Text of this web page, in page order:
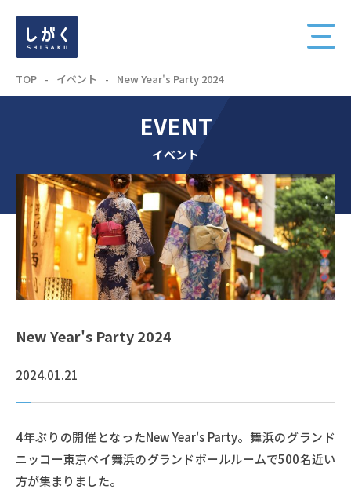
TOP - イベント - New Year's Party 2024
EVENT
イベント
New Year's Party 2024
2024.01.21
4年ぶりの開催となったNew Year's Party。舞浜のグランド
ニッコー東京ベイ舞浜のグランドボールルームで500名近い
方が集まりました。